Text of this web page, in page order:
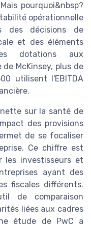
pourquoi&nbsp?
opérationnelle
des décisions de
et des éléments
dotations aux
McKinsey, plus de
utilisent l'EBITDA
sur la santé de
des provisions
de se focaliser
Ce chiffre est
les investisseurs et
ayant des
fiscales différents.
de comparaison
liées aux cadres
étude de PwC a